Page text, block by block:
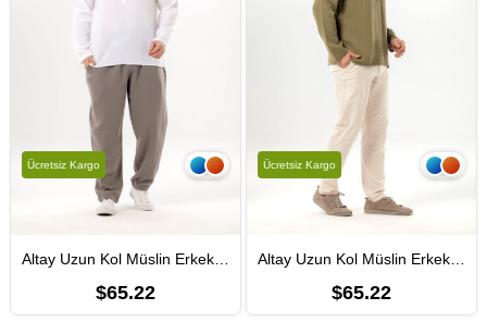
Altay Uzun Kol Müslin Erkek Tişört | Yazlık Erkek Tshirt Beyaz Byz
$65.22
Ücretsiz Kargo
Altay Uzun Kol Müslin Erkek Tişört | Yazlık Erkek Tshirt Haki Hk
$65.22
Ücretsiz Kargo